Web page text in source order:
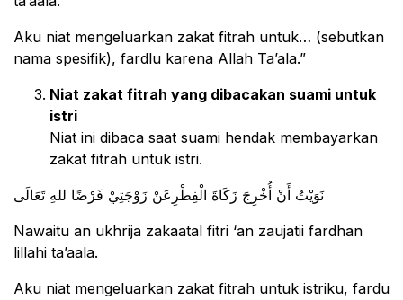
Aku niat mengeluarkan zakat fitrah untuk… (sebutkan
nama spesifik), fardlu karena Allah Ta’ala.”
Niat zakat fitrah yang dibacakan suami untuk
istri
Niat ini dibaca saat suami hendak membayarkan
zakat fitrah untuk istri.
ﻧَﻮَﻳْﺖُ ﺃَﻥْ ﺃُﺧْﺮِﺝَ ﺯَﻛَﺎﺓَ ﺍﻟْﻔِﻄْﺮِﻋَﻦْ ﺯَﻭْﺟَﺘِﻲْ ﻓَﺮْﺿًﺎ ﻟﻠﻪِ ﺗَﻌَﺎﻟَﻰ
Nawaitu an ukhrija zakaatal fitri ‘an zaujatii fardhan
lillahi ta’aala.
Aku niat mengeluarkan zakat fitrah untuk istriku, fardu